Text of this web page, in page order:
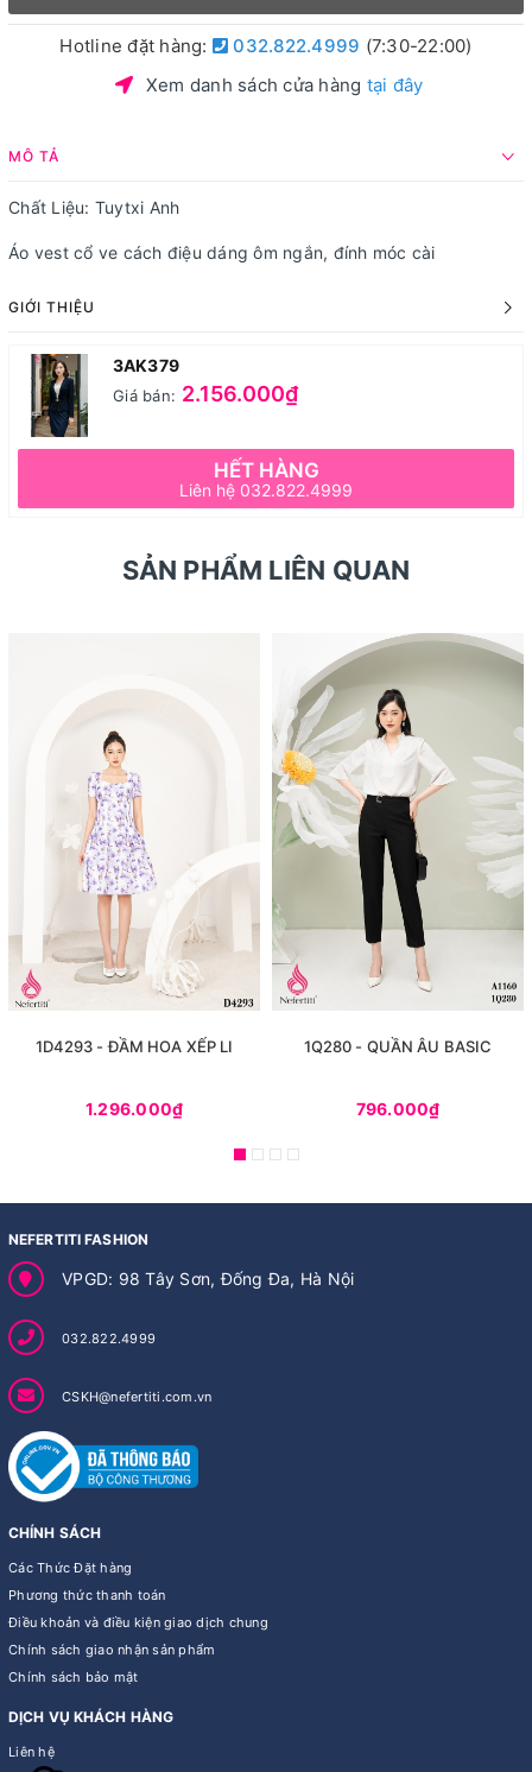
Hotline đặt hàng: 032.822.4999 (7:30-22:00)
Xem danh sách cửa hàng tại đây
MÔ TẢ
Chất Liệu: Tuytxi Anh
Áo vest cổ ve cách điệu dáng ôm ngắn, đính móc cài
GIỚI THIỆU
3AK379
Giá bán: 2.156.000₫
HẾT HÀNG
Liên hệ 032.822.4999
SẢN PHẨM LIÊN QUAN
1D4293 - ĐẦM HOA XẾP LI
1.296.000₫
1Q280 - QUẦN ÂU BASIC
796.000₫
NEFERTITI FASHION
VPGD: 98 Tây Sơn, Đống Đa, Hà Nội
032.822.4999
CSKH@nefertiti.com.vn
CHÍNH SÁCH
Các Thức Đặt hàng
Phương thức thanh toán
Điều khoản và điều kiện giao dịch chung
Chính sách giao nhận sản phẩm
Chính sách bảo mật
DỊCH VỤ KHÁCH HÀNG
Liên hệ